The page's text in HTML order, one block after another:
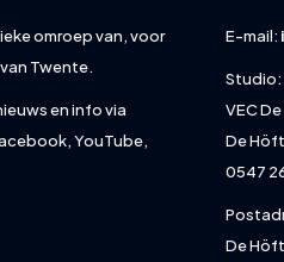
omroep van, voor
Twente.
en info via
YouTube,
E-mail:
Studio:
VEC
De
0547
De